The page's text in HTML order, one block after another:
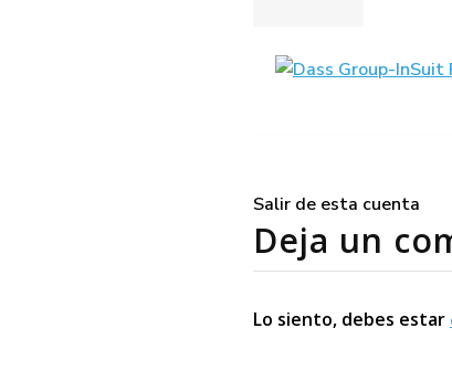
Salir de esta cuenta
Deja un
Lo siento, debes estar